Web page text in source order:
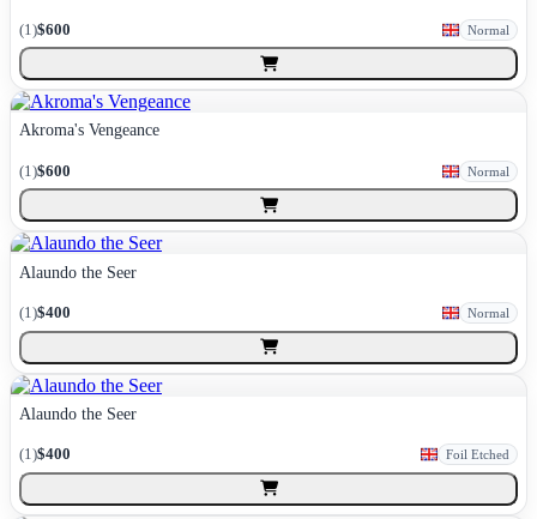
(1)$600 Normal
Akroma's Vengeance
(1)$600 Normal
Alaundo the Seer
(1)$400 Normal
Alaundo the Seer
(1)$400 Foil Etched